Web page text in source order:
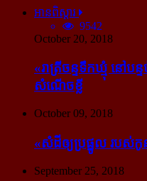
អានពិស្ដារ
9542
October 20, 2018
«រាត្រីចន្ទទឹកឃ្មុំ នៅប
សំណើចខ្លី
October 09, 2018
«សំដី​ឲ្យ​ប្រផ្នូល របស់​
September 25, 2018